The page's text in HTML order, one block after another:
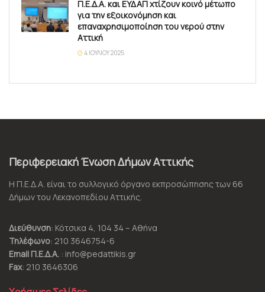
Π.Ε.Δ.Α. και ΕΥΔΑΠ χτίζουν κοινό μέτωπο
για την εξοικονόμηση και
επαναχρησιμοποίηση του νερού στην
Αττική
4 ΙΟΥΛΊΟΥ 2025
Περιφερειακή Ένωση Δήμων Αττικής
Η Π.Ε.Δ.Α. είναι το συλλογικό όργανο εκπροσώπησης των 66
Δήμων του Λεκανοπεδίου Αττικής.
Διεύθυνση: Κότσικα 4, 104 34 – Αθήνα
Τηλέφωνο: 210 3646754-6
Email Π.Ε.Δ.Α. : info@pedattikis.gr
Fax: 210 3646306